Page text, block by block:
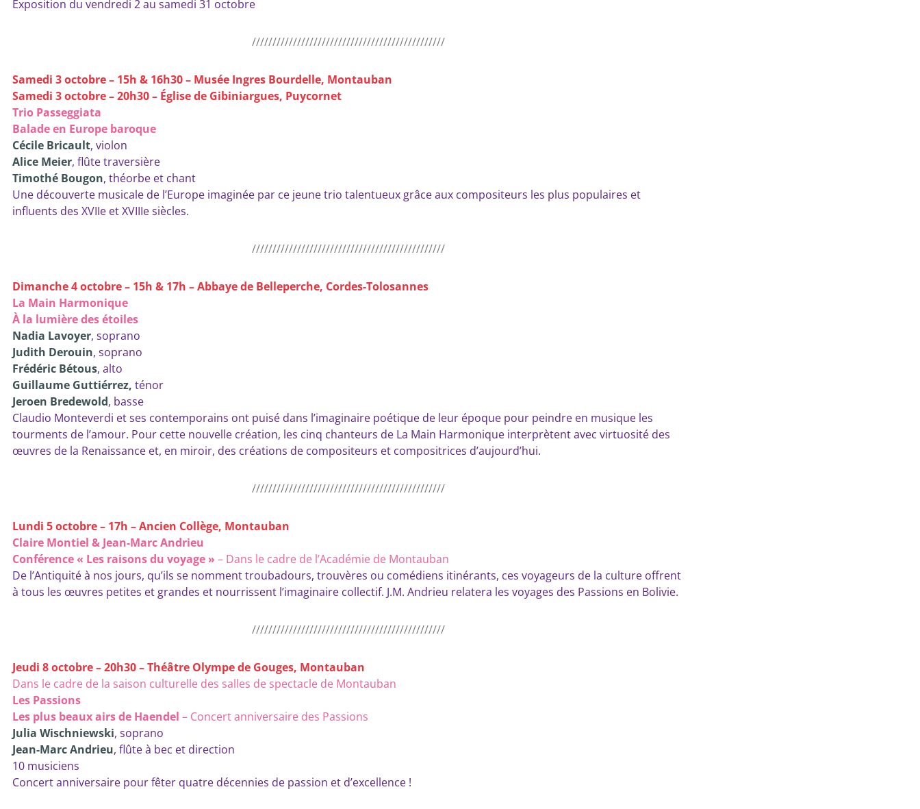
Exposition du vendredi 2 au samedi 31 octobre
///////////////////////////////////////////////
Samedi 3 octobre – 15h & 16h30 – Musée Ingres Bourdelle, Montauban
Samedi 3 octobre – 20h30 – Église de Gibiniargues, Puycornet
Trio Passeggiata
Balade en Europe baroque
Cécile Bricault, violon
Alice Meier, flûte traversière
Timothé Bougon, théorbe et chant
Une découverte musicale de l’Europe imaginée par ce jeune trio talentueux grâce aux compositeurs les plus populaires et
influents des XVIIe et XVIIIe siècles.
///////////////////////////////////////////////
Dimanche 4 octobre – 15h & 17h – Abbaye de Belleperche, Cordes-Tolosannes
La Main Harmonique
À la lumière des étoiles
Nadia Lavoyer, soprano
Judith Derouin, soprano
Frédéric Bétous, alto
Guillaume Guttiérrez, ténor
Jeroen Bredewold, basse
Claudio Monteverdi et ses contemporains ont puisé dans l’imaginaire poétique de leur époque pour peindre en musique les
tourments de l’amour. Pour cette nouvelle création, les cinq chanteurs de La Main Harmonique interprètent avec virtuosité des
œuvres de la Renaissance et, en miroir, des créations de compositeurs et compositrices d’aujourd’hui.
///////////////////////////////////////////////
Lundi 5 octobre – 17h – Ancien Collège, Montauban
Claire Montiel & Jean-Marc Andrieu
Conférence « Les raisons du voyage » – Dans le cadre de l’Académie de Montauban
De l’Antiquité à nos jours, qu’ils se nomment troubadours, trouvères ou comédiens itinérants, ces voyageurs de la culture offrent
à tous les œuvres petites et grandes et nourrissent l’imaginaire collectif. J.M. Andrieu relatera les voyages des Passions en Bolivie.
///////////////////////////////////////////////
Jeudi 8 octobre – 20h30 – Théâtre Olympe de Gouges, Montauban
Dans le cadre de la saison culturelle des salles de spectacle de Montauban
Les Passions
Les plus beaux airs de Haendel – Concert anniversaire des Passions
Julia Wischniewski, soprano
Jean-Marc Andrieu, flûte à bec et direction
10 musiciens
Concert anniversaire pour fêter quatre décennies de passion et d’excellence !